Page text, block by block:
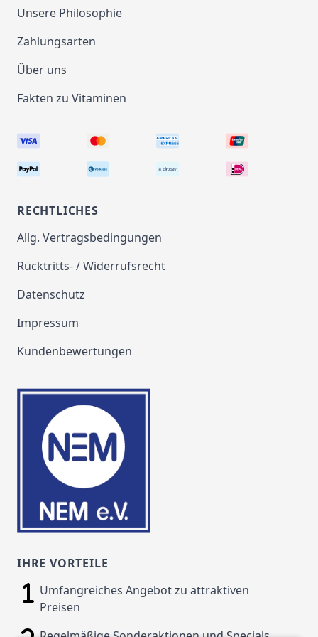
...
Unsere Philosophie
Zahlungsarten
Über uns
Fakten zu Vitaminen
RECHTLICHES
Allg. Vertragsbedingungen
Rücktritts- / Widerrufsrecht
Datenschutz
Impressum
Kundenbewertungen
IHRE VORTEILE
Umfangreiches Angebot zu attraktiven
Preisen